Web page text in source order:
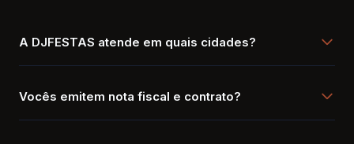
A DJFESTAS atende em quais cidades?
e interior, com foco especial em eventos de alto padrão.
Vocês emitem nota fiscal e contrato?